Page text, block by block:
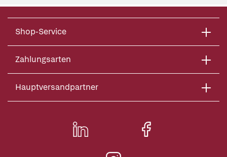
Shop-Service
Zahlungsarten
Hauptversandpartner